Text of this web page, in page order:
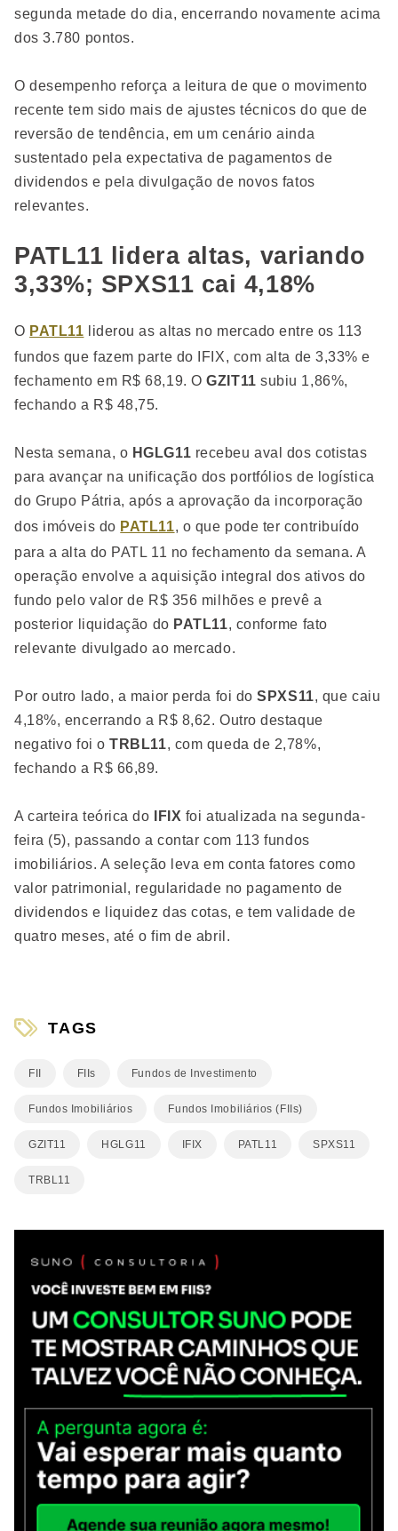
segunda metade do dia, encerrando novamente acima
dos 3.780 pontos.
O desempenho reforça a leitura de que o movimento
recente tem sido mais de ajustes técnicos do que de
reversão de tendência, em um cenário ainda
sustentado pela expectativa de pagamentos de
dividendos e pela divulgação de novos fatos
relevantes.
PATL11 lidera altas, variando
3,33%; SPXS11 cai 4,18%
O PATL11 liderou as altas no mercado entre os 113
fundos que fazem parte do IFIX, com alta de 3,33% e
fechamento em R$ 68,19. OGZIT11subiu 1,86%,
fechando a R$ 48,75.
Nesta semana, o HGLG11 recebeu aval dos cotistas
para avançar na unificação dos portfólios de logística
do Grupo Pátria, após a aprovação da incorporação
dos imóveis do PATL11, o que pode ter contribuído
para a alta do PATL 11 no fechamento da semana. A
operação envolve a aquisição integral dos ativos do
fundo pelo valor de R$ 356 milhões e prevê a
posterior liquidação do PATL11, conforme fato
relevante divulgado ao mercado.
Por outro lado, a maior perda foi doSPXS11, que caiu
4,18%, encerrando a R$ 8,62. Outro destaque
negativo foi oTRBL11, com queda de 2,78%,
fechando a R$ 66,89.
A carteira teórica do IFIX foi atualizada na segunda-
feira (5), passando a contar com 113 fundos
imobiliários. A seleção leva em conta fatores como
valor patrimonial, regularidade no pagamento de
dividendos e liquidez das cotas, e tem validade de
quatro meses, até o fim de abril.
TAGS
FII FIIs Fundos de Investimento
Fundos Imobiliários Fundos Imobiliários (FIIs)
GZIT11 HGLG11 IFIX PATL11 SPXS11
TRBL11